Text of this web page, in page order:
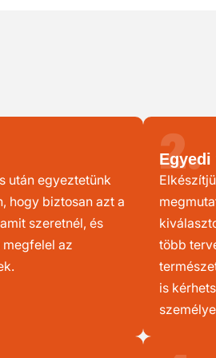
után egyeztetünk
hogy biztosan azt a
szeretnél, és
az
2.
Egyedi
több
is